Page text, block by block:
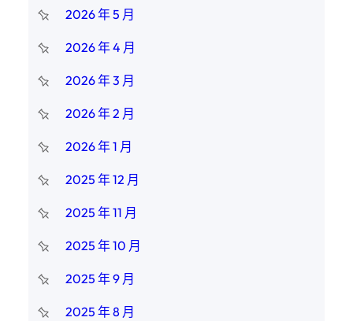
2026 年 5 月
2026 年 4 月
2026 年 3 月
2026 年 2 月
2026 年 1 月
2025 年 12 月
2025 年 11 月
2025 年 10 月
2025 年 9 月
2025 年 8 月